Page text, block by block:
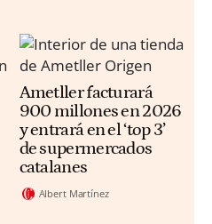
Ametller facturará
900 millones en 2026
y entrará en el ‘top 3’
de supermercados
catalanes
Albert Martínez